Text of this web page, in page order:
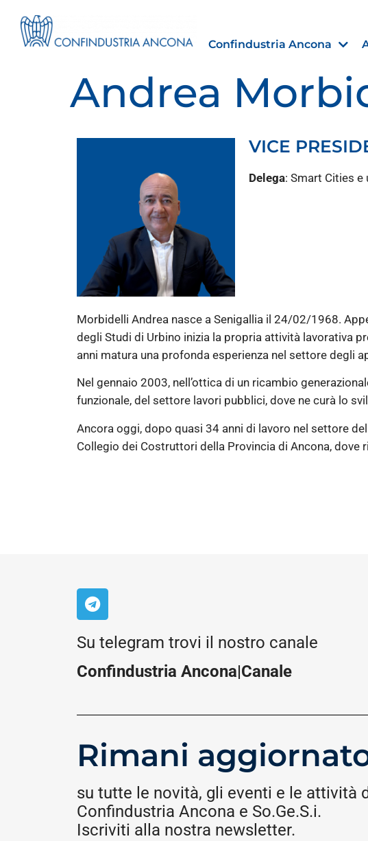
Confindustria Ancona
Importazioni dagli Stati Uniti nell’UE:
novità sulle prove di origine non
preferenziale
30 Luglio 2026
Leggi →
Andrea
VICE
Delega: Smart Cities
Morbidelli Andrea nasce a Senigallia il 24/02/1968.
degli Studi di Urbino inizia la propria attività lavorativa
anni matura una profonda esperienza nel settore degli
Nel gennaio 2003, nell’ottica di un ricambio
funzionale, del settore lavori pubblici, dove ne curà lo
Ancora oggi, dopo quasi 34 anni di lavoro nel settore
Collegio dei Costruttori della Provincia di Ancona, dove
Su telegram trovi il nostro canale
Confindustria Ancona|Canale
Rimani
su tutte le novità, gli eventi e le attività
Confindustria Ancona e So.Ge.S.i.
Iscriviti alla nostra newsletter.